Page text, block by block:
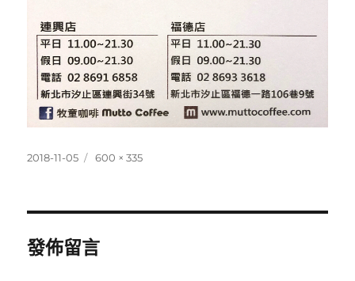
發
2018-11-05
完
600 × 335
發佈留言